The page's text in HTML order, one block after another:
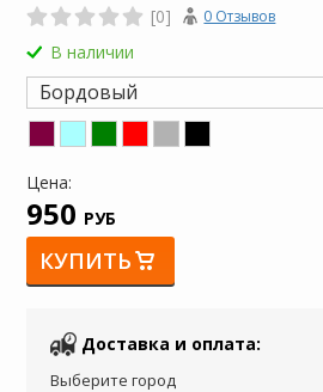
[0] 0 Отзывов
В наличии
Бордовый
Цена:
950 РУБ
КУПИТЬ
Доставка и оплата:
Выберите город